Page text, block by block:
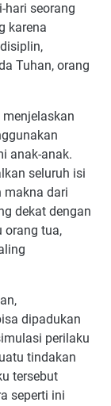
hari seorang
karena
Tuhan, orang
anak-anak.
seluruh isi
makna dari
dekat dengan
orang tua,
dipadukan
perilaku
tindakan
tersebut
seperti ini